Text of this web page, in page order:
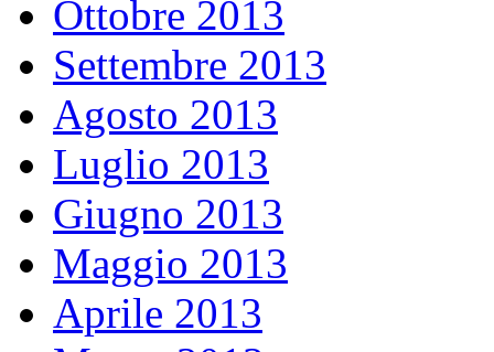
Ottobre 2013
Settembre 2013
Agosto 2013
Luglio 2013
Giugno 2013
Maggio 2013
Aprile 2013